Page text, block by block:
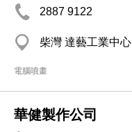
2887 9122
柴灣 達藝工業中心
電腦噴畫
華健製作公司